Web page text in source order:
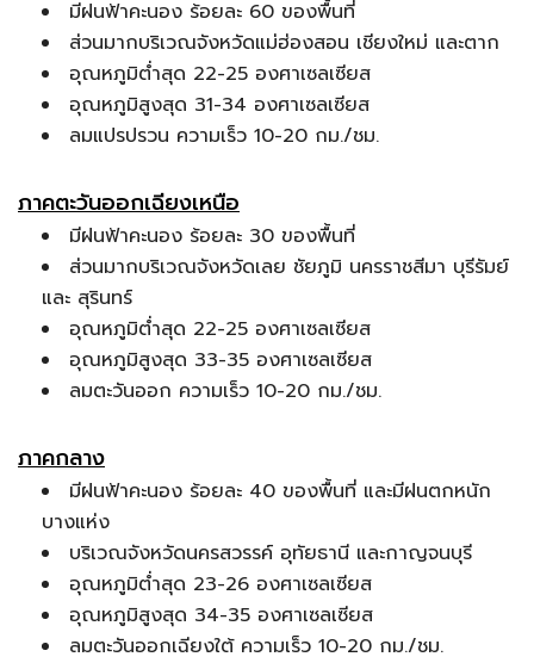
มีฝนฟ้าคะนอง ร้อยละ 60 ของพื้นที่
ส่วนมากบริเวณจังหวัดแม่ฮ่องสอน เชียงใหม่ และตาก
อุณหภูมิต่ำสุด 22-25 องศาเซลเซียส
อุณหภูมิสูงสุด 31-34 องศาเซลเซียส
ลมแปรปรวน ความเร็ว 10-20 กม./ชม.
ภาคตะวันออกเฉียงเหนือ
มีฝนฟ้าคะนอง ร้อยละ 30 ของพื้นที่
ส่วนมากบริเวณจังหวัดเลย ชัยภูมิ นครราชสีมา บุรีรัมย์
และ สุรินทร์
อุณหภูมิต่ำสุด 22-25 องศาเซลเซียส
อุณหภูมิสูงสุด 33-35 องศาเซลเซียส
ลมตะวันออก ความเร็ว 10-20 กม./ชม.
ภาคกลาง
มีฝนฟ้าคะนอง ร้อยละ 40 ของพื้นที่ และมีฝนตกหนัก
บางแห่ง
บริเวณจังหวัดนครสวรรค์ อุทัยธานี และกาญจนบุรี
อุณหภูมิต่ำสุด 23-26 องศาเซลเซียส
อุณหภูมิสูงสุด 34-35 องศาเซลเซียส
ลมตะวันออกเฉียงใต้ ความเร็ว 10-20 กม./ชม.